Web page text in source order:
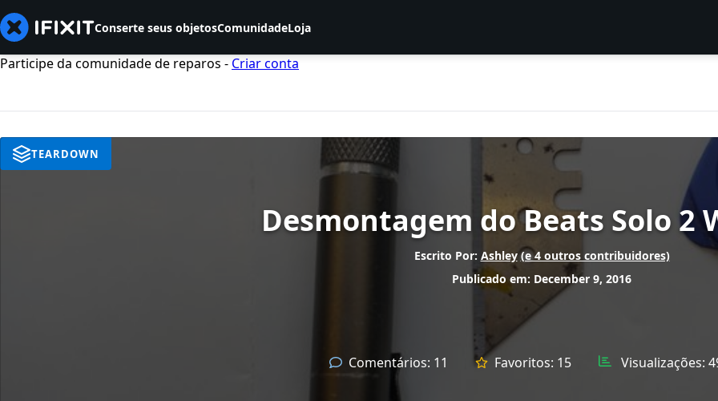
Conserte seus objetosComunidadeLoja
Participe da comunidade de reparos - Criar conta
Desmontagem do Beats Solo 2
Escrito Por: Ashley (e 4 outros contribuidores)
Publicado em: December 9, 2016
Comentários: 11 Favoritos: 15 Visualizações:
TEARDOWN